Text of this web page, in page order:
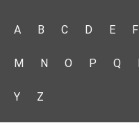
A B C D E F
M N O P Q
Y Z